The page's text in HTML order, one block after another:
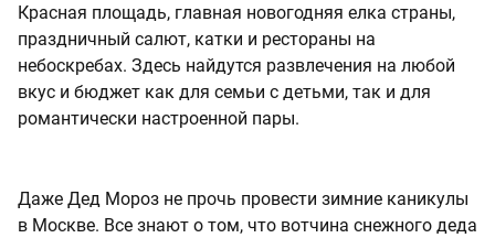
Красная площадь, главная новогодняя елка страны,
праздничный салют, катки и рестораны на
небоскребах. Здесь найдутся развлечения на любой
вкус и бюджет как для семьи с детьми, так и для
романтически настроенной пары.
Даже Дед Мороз не прочь провести зимние каникулы
в Москве. Все знают о том, что вотчина снежного деда